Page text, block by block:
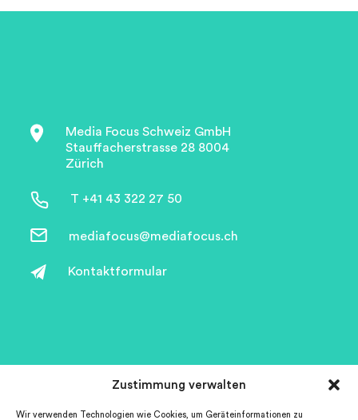
Zustimmung verwalten
Wir verwenden Technologien wie Cookies, um Geräteinformationen zu
Media Focus Schweiz GmbH
Stauffacherstrasse 28 8004
Zürich
T +41 43 322 27 50
mediafocus@mediafocus.ch
Kontaktformular
WizzAd+